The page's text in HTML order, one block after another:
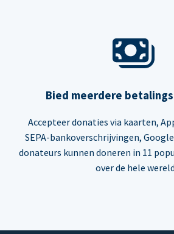
Bied meerdere
Accepteer donaties via kaarten,
SEPA-bankoverschrijvingen, Google
donateurs kunnen doneren in 11
over de hele